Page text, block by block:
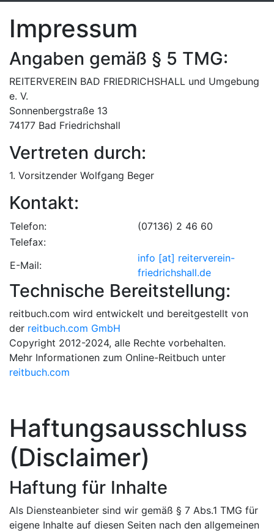
Impressum
Angaben gemäß § 5 TMG:
REITERVEREIN BAD FRIEDRICHSHALL und Umgebung
e. V.
Sonnenbergstraße 13
74177 Bad Friedrichshall
Vertreten durch:
1. Vorsitzender Wolfgang Beger
Kontakt:
Telefon:
(07136) 2 46 60
Telefax:
E-Mail:
info [at] reiterverein-
friedrichshall.de
Technische Bereitstellung:
reitbuch.com wird entwickelt und bereitgestellt von
der reitbuch.com GmbH
Copyright 2012-2024, alle Rechte vorbehalten.
Mehr Informationen zum Online-Reitbuch unter
reitbuch.com
Haftungsausschluss
(Disclaimer)
Haftung für Inhalte
Als Diensteanbieter sind wir gemäß § 7 Abs.1 TMG für
eigene Inhalte auf diesen Seiten nach den allgemeinen